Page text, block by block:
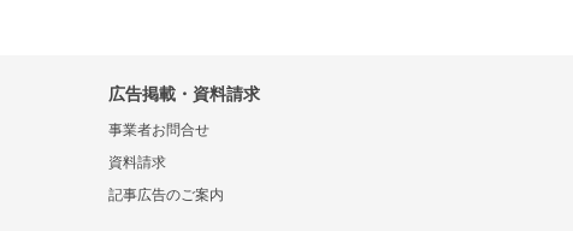
広告掲載・資料請求
事業者お問合せ
資料請求
記事広告のご案内